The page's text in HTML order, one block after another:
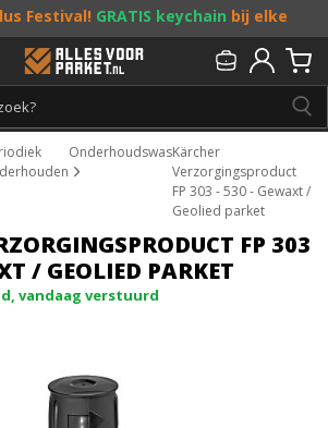
Festival! GRATIS keychain bij elke
entoffe acties! Doe je mee?
013 - 207 00 01
OnderhoudswasKärcher
Verzorgingsproduct
FP 303 - 530 - Gewaxt /
Geolied parket
FP 303
/ GEOLIED PARKET
vandaag verstuurd